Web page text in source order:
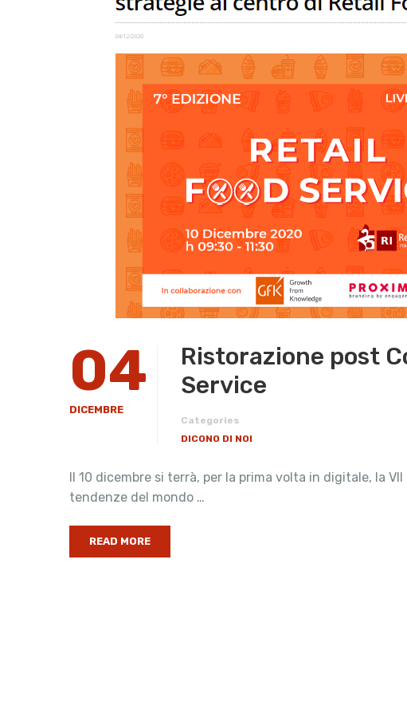
04
DICEMBRE
Ristorazione post
Service
Categories
DICONO DI NOI
Il 10 dicembre si terrà, per la prima volta in digitale, la
tendenze del mondo …
READ MORE